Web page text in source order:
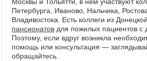
Петербурга, Иваново, Нальчика,
Владивостока. Есть коллеги из
пансионатов для пожилых пациентов с
Поэтому, если вдруг возникла
помощь или консультация —
обращайтесь.